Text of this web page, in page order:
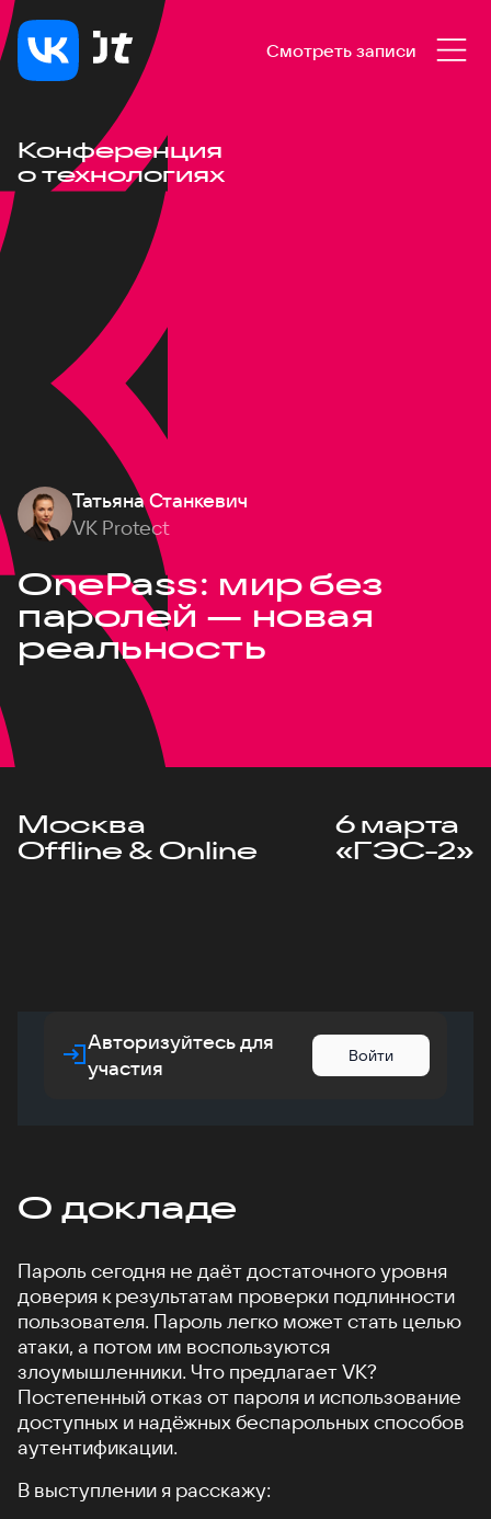
Смотреть записи
Конференция
о технологиях
Татьяна Станкевич
VK Protect
OnePass: мир без
паролей — новая
реальность
Москва
Offline & Online
6 марта
«ГЭС-2»
Авторизуйтесь для
участия
Войти
О докладе
Пароль сегодня не даёт достаточного уровня
доверия к результатам проверки подлинности
пользователя. Пароль легко может стать целью
атаки, а потом им воспользуются
злоумышленники. Что предлагает VK?
Постепенный отказ от пароля и использование
доступных и надёжных беспарольных способов
аутентификации.
В выступлении я расскажу: